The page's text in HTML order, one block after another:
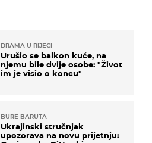
DRAMA U RIJECI
Urušio se balkon kuće, na
njemu bile dvije osobe: "Život
im je visio o koncu"
BURE BARUTA
Ukrajinski stručnjak
upozorava na novu prijetnju: